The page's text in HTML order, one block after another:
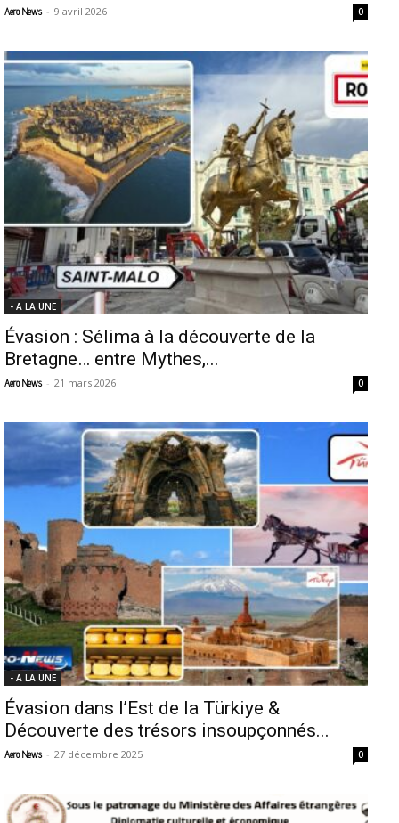
Aero News - 9 avril 2026 0
- A LA UNE
Évasion : Sélima à la découverte de la
Bretagne… entre Mythes,...
Aero News - 21 mars 2026 0
- A LA UNE
Évasion dans l’Est de la Türkiye &
Découverte des trésors insoupçonnés...
Aero News - 27 décembre 2025 0